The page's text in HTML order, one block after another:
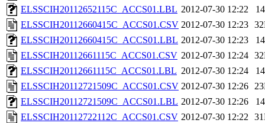
ELSSCIH20112652115C_ACCS01.LBL 2012-07-30 12:22
ELSSCIH20112660415C_ACCS01.CSV 2012-07-30 12:23
ELSSCIH20112660415C_ACCS01.LBL 2012-07-30 12:23
ELSSCIH20112661115C_ACCS01.CSV 2012-07-30 12:24
ELSSCIH20112661115C_ACCS01.LBL 2012-07-30 12:24
ELSSCIH20112721509C_ACCS01.CSV 2012-07-30 12:26
ELSSCIH20112721509C_ACCS01.LBL 2012-07-30 12:26
ELSSCIH20112722112C_ACCS01.CSV 2012-07-30 12:22